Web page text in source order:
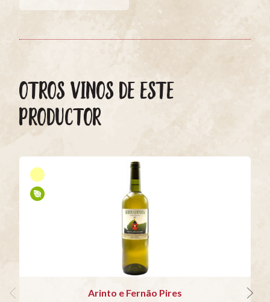
OTROS VINOS DE ESTE
PRODUCTOR
Arinto e Fernão Pires